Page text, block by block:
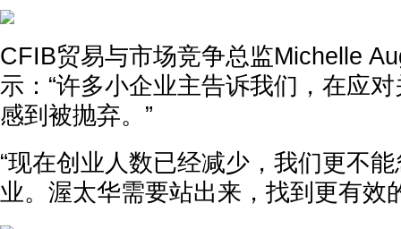
CFIB贸易与市场竞争总监Michelle
示：“许多小企业主告诉我们，在应
感到被抛弃。”
“现在创业人数已经减少，我们更不
业。渥太华需要站出来，找到更有效